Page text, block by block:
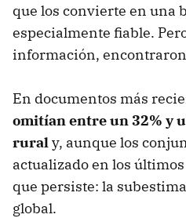
que los convierte en una
especialmente fiable.
información,
En documentos más
omitían entre un 32% y
ruraly, aunque los
actualizado en los
que persiste: la
global.